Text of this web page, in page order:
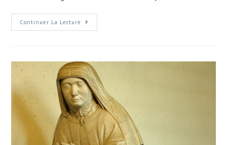
Continuer La Lecture